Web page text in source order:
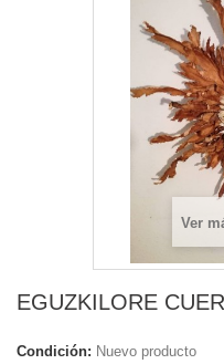
Ver
EGUZKILORE
Condición: Nuevo producto